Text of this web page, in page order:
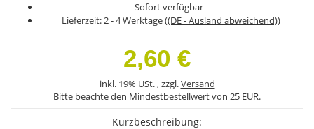
Sofort verfügbar
Lieferzeit:2 - 4 Werktage((DE - Ausland abweichend))
2,60 €
inkl. 19% USt. , zzgl.Versand
Bitte beachte den Mindestbestellwert von 25 EUR.
Kurzbeschreibung: